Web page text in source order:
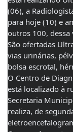
(06), a
para hoje (10) e
outros 100, dessa
São ofertadas
vias urinárias,
bolsa escrotal,
O Centro de
está localizado à
Secretaria
realiza, de